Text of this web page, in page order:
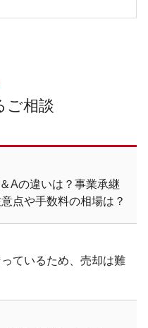
ご相談
Aの違いは？事業承継
点や手数料の相場は？
ているため、売却は難